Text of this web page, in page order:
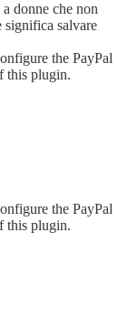
donne che non
significa salvare
the PayPal
this plugin.
the PayPal
this plugin.